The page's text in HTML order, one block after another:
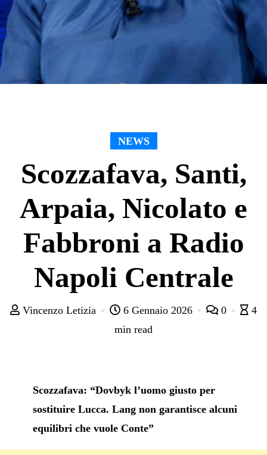
NEWS
Scozzafava, Santi,
Arpaia, Nicolato e
Fabbroni a Radio
Napoli Centrale
Vincenzo Letizia 6 Gennaio 2026 0
4
min read
Scozzafava: “Dovbyk l’uomo giusto per
sostituire Lucca. Lang non garantisce alcuni
equilibri che vuole Conte”